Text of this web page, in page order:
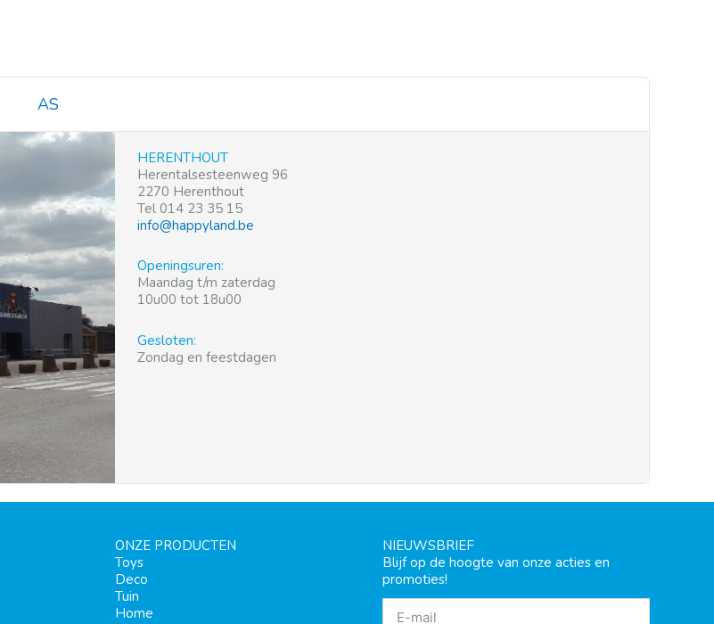
AS
HERENTHOUT
Herentalsesteenweg 96
2270 Herenthout
Tel 014 23 35 15
info@happyland.be
Openingsuren:
Maandag t/m zaterdag
10u00 tot 18u00
Gesloten:
Zondag en feestdagen
ONZE PRODUCTEN
Toys
Deco
Tuin
Home
NIEUWSBRIEF
Blijf op de hoogte van onze acties en
promoties!